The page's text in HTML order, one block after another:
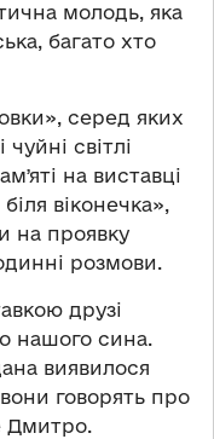
молодь, яка
багато хто
серед яких
світлі
на виставці
віконечка»,
на проявку
розмови.
друзі
нашого сина.
виявилося
говорять про
Дмитро.